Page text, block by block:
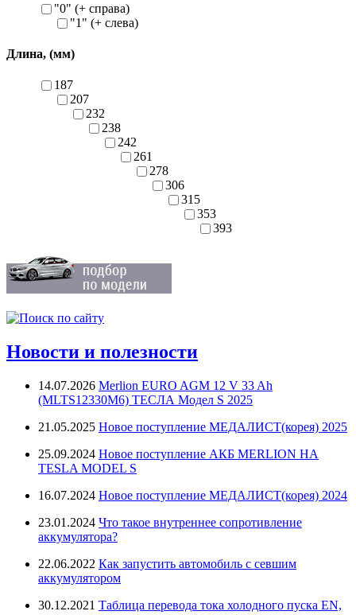
"0" (+ справа)
"1" (+ слева)
Длина, (мм)
187
207
232
238
242
261
278
306
315
353
393
Новости и полезности
14.07.2026 Merlion EURO AGM 12 V 33 Ah
(MLTS12330M6) ТЕСЛА Модел S 2025
21.05.2025 Новое поступление МЕДАЛИСТ(корея) 2025
25.09.2024 Новое поступление АКБ MERLION НА
TESLA MODEL S
16.07.2024 Новое поступление МЕДАЛИСТ(корея) 2024
23.01.2024 Что такое внутреннее сопротивление
аккумулятора?
22.06.2022 Как запустить автомобиль с севшим
аккумулятором
30.12.2021 Таблица перевода тока холодного пуска EN,